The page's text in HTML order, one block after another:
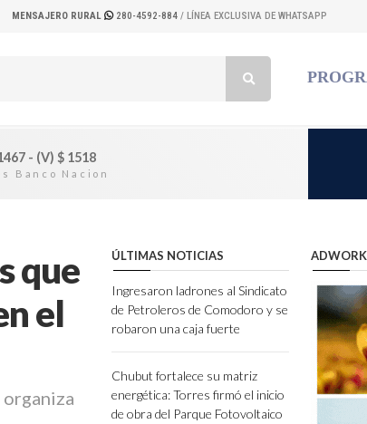
MENSAJERO RURAL 280-4592-884 / LÍNEA EXCLUSIVA DE WHATSAPP
- (V) $1518
que
el
ÚLTIMAS NOTICIAS
Ingresaron ladrones al Sindicato
de Petroleros de Comodoro y se
robaron una caja fuerte
Chubut fortalece su matriz
energética: Torres firmó el inicio
de obra del Parque Fotovoltaico